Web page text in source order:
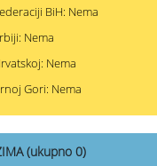
BiH: Nema
Nema
Nema
Gori: Nema
(ukupno 0)